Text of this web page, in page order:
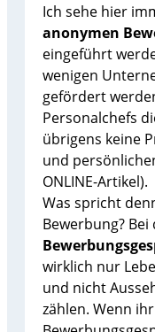
Ich sehe hier
anonymen
eingeführt
wenigen
gefördert
Personalchefs
übrigens keine
und
ONLINE-Artikel).
Was spricht
Bewerbung?
wirklich nur
und nicht
zählen. Wenn